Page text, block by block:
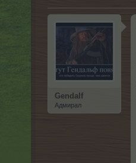
Gendalf
Адмирал